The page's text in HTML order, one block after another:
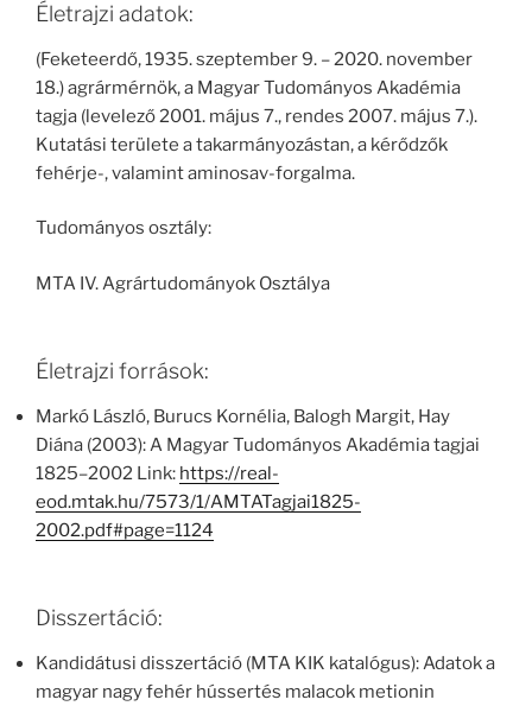
Életrajzi adatok:
(Feketeerdő, 1935. szeptember 9. – 2020. november
18.) agrármérnök, a Magyar Tudományos Akadémia
tagja (levelező 2001. május 7., rendes 2007. május 7.).
Kutatási területe a takarmányozástan, a kérődzők
fehérje-, valamint aminosav-forgalma.
Tudományos osztály:
MTA IV. Agrártudományok Osztálya
Életrajzi források:
Markó László, Burucs Kornélia, Balogh Margit, Hay
Diána (2003): A Magyar Tudományos Akadémia tagjai
1825–2002 Link: https://real-
eod.mtak.hu/7573/1/AMTATagjai1825-
2002.pdf#page=1124
Disszertáció:
Kandidátusi disszertáció (MTA KIK katalógus): Adatok a
magyar nagy fehér hússertés malacok metionin